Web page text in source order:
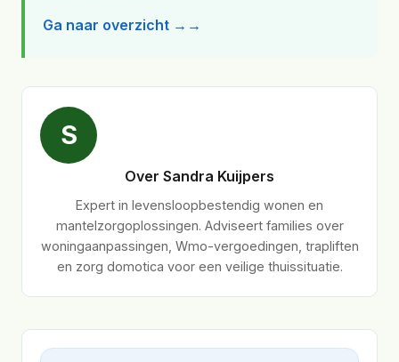
Ga naar overzicht →
S
Over Sandra Kuijpers
Expert in levensloopbestendig wonen en
mantelzorgoplossingen. Adviseert families over
woningaanpassingen, Wmo-vergoedingen, trapliften
en zorg domotica voor een veilige thuissituatie.